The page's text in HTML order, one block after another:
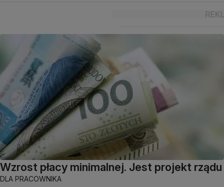
Wzrost płacy minimalnej. Jest projekt rządu
DLA PRACOWNIKA